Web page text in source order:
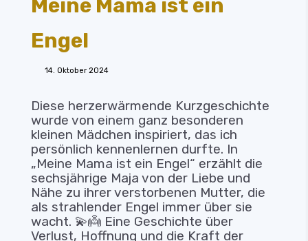
Meine Mama ist ein
Engel
14. Oktober 2024
Diese herzerwärmende Kurzgeschichte
wurde von einem ganz besonderen
kleinen Mädchen inspiriert, das ich
persönlich kennenlernen durfte. In
„Meine Mama ist ein Engel“ erzählt die
sechsjährige Maja von der Liebe und
Nähe zu ihrer verstorbenen Mutter, die
als strahlender Engel immer über sie
wacht. 💫👼 Eine Geschichte über
Verlust, Hoffnung und die Kraft der